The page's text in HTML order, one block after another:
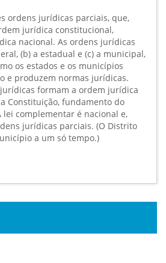
ordens jurídicas parciais, que,
jurídica constitucional,
nacional. As ordens jurídicas
(b) a estadual e (c) a municipal,
os estados e os municípios
e produzem normas jurídicas.
jurídicas formam a ordem jurídica
Constituição, fundamento do
lei complementar é nacional e,
jurídicas parciais. (O Distrito
a um só tempo.)